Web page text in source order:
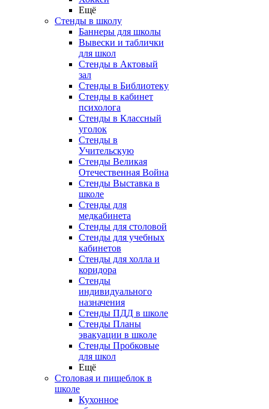
Ещё
Стенды в школу
Баннеры для школы
Вывески и таблички
для школ
Стенды в Актовый
зал
Стенды в Библиотеку
Стенды в кабинет
психолога
Стенды в Классный
уголок
Стенды в
Учительскую
Стенды Великая
Отечественная Война
Стенды Выставка в
школе
Стенды для
медкабинета
Стенды для столовой
Стенды для учебных
кабинетов
Стенды для холла и
коридора
Стенды
индивидуального
назначения
Стенды ПДД в школе
Стенды Планы
эвакуации в школе
Стенды Пробковые
для школ
Ещё
Столовая и пищеблок в
школе
Кухонное